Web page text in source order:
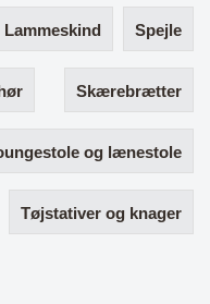
Lammeskind Spejle
Skærebrætter
og lænestole
Tøjstativer og knager